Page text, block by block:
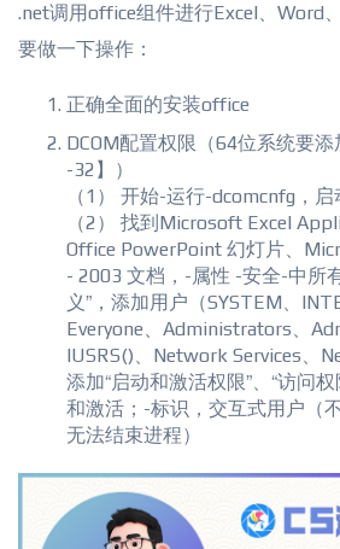
.net调用office组件进行Excel、Word
要做一下操作：
正确全面的安装office
DCOM配置权限（64位系统要
-32】）
（1） 开始-运行-dcomcnfg，启
（2） 找到Microsoft Excel
Office PowerPoint 幻灯片、
- 2003 文档，-属性 -安全-中所
义”，添加用户（SYSTEM、
Everyone、Administrators、
IUSRS()、Network Services、
添加“启动和激活权限”、“访问
和激活；-标识，交互式用户（
无法结束进程）